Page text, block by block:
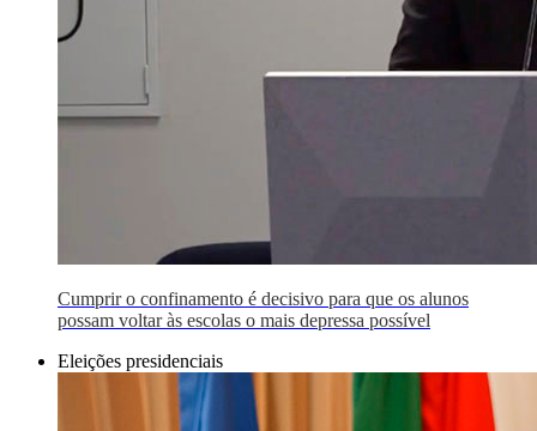
Cumprir o confinamento é decisivo para que os alunos
possam voltar às escolas o mais depressa possível
Eleições presidenciais